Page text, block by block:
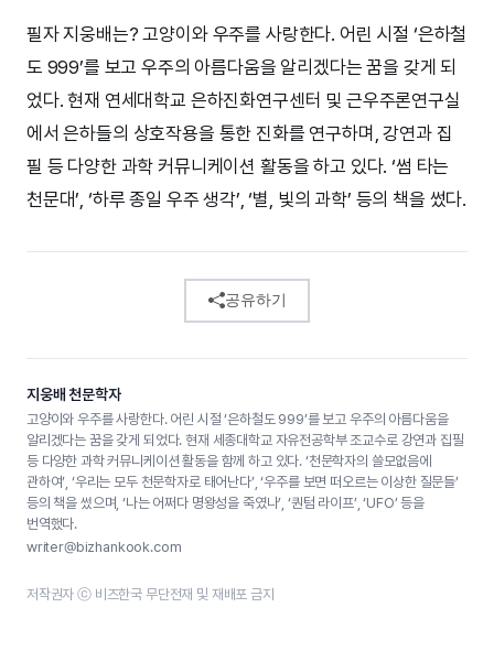
필자 지웅배는? 고양이와 우주를 사랑한다. 어린 시절 ‘은하철
도 999’를 보고 우주의 아름다움을 알리겠다는 꿈을 갖게 되
었다. 현재 연세대학교 은하진화연구센터 및 근우주론연구실
에서 은하들의 상호작용을 통한 진화를 연구하며, 강연과 집
필 등 다양한 과학 커뮤니케이션 활동을 하고 있다. ‘썸 타는
천문대’, ‘하루 종일 우주 생각’, ‘별, 빛의 과학’ 등의 책을 썼다.
공유하기
지웅배 천문학자
고양이와 우주를 사랑한다. 어린 시절 ‘은하철도 999’를 보고 우주의 아름다움을
알리겠다는 꿈을 갖게 되었다. 현재 세종대학교 자유전공학부 조교수로 강연과 집필
등 다양한 과학 커뮤니케이션 활동을 함께 하고 있다. ‘천문학자의 쓸모없음에
관하여’, ‘우리는 모두 천문학자로 태어난다’, ‘우주를 보면 떠오르는 이상한 질문들’
등의 책을 썼으며, ‘나는 어쩌다 명왕성을 죽였나’, ‘퀀텀 라이프’, ‘UFO’ 등을
번역했다.
writer@bizhankook.com
저작권자 ⓒ 비즈한국 무단전재 및 재배포 금지